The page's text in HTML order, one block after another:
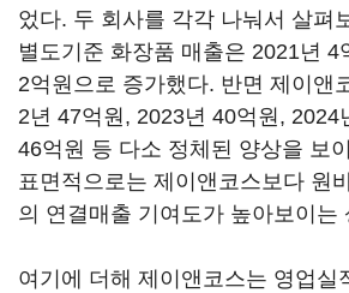
었다. 두 회사를 각각 나눠서 살펴
별도기준 화장품 매출은 2021년 4
2억원으로 증가했다. 반면 제이앤
2년 47억원, 2023년 40억원, 2024
46억원 등 다소 정체된 양상을 보
표면적으로는 제이앤코스보다 원
의 연결매출 기여도가 높아보이는
여기에 더해 제이앤코스는 영업실